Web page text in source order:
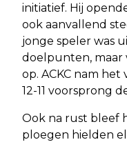
initiatief. Hij
ook aanvallend
jonge speler was
doelpunten, maar
op. ACKC nam
12-11 voorsprong
Ook na rust bleef
ploegen hielden